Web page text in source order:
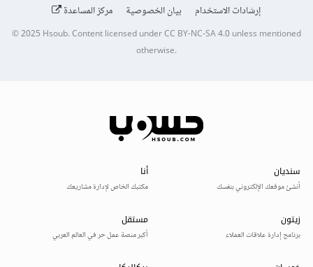
إرشادات الاستخدام
بيان الخصوصية مركز المساعدة
© 2025Hsoub.Content licensed underCC BY-NC-SA 4.0unless mentioned
otherwise.